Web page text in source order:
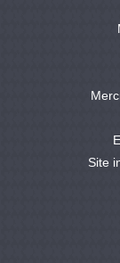
Site